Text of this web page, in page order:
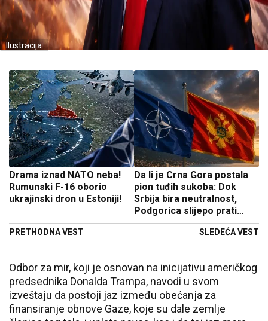
Ilustracija
Drama iznad NATO neba!
Rumunski F-16 oborio
ukrajinski dron u Estoniji!
PRETHODNA VEST
Da li je Crna Gora postala
pion tuđih sukoba: Dok
Srbija bira neutralnost,
Podgorica slijepo prati
NATO politiku
SLEDEĆA VEST
Odbor za mir, koji je osnovan na inicijativu američkog
predsednika Donalda Trampa, navodi u svom
izveštaju da postoji jaz između obećanja za
finansiranje obnove Gaze, koje su dale zemlje